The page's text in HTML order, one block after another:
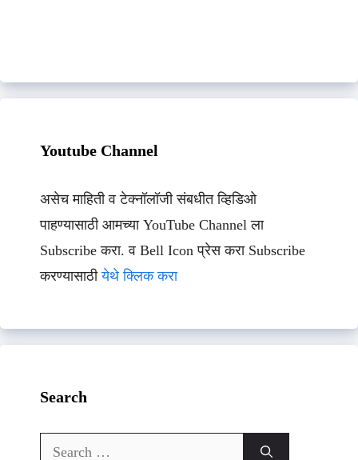
Youtube Channel
असेच माहिती व टेक्नॉलॉजी संबधीत व्हिडिओ
पाहण्यासाठी आमच्या YouTube Channel ला
Subscribe करा. व Bell Icon प्रेस करा Subscribe
करण्यासाठीयेथे क्लिक करा
Search
Search